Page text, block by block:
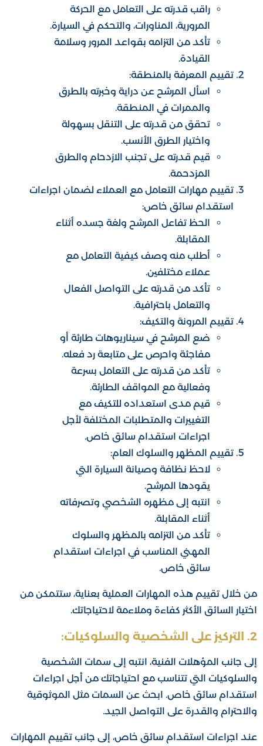
المدونة
اسئلة شائعة
تواصل معنا
راقب قدرته على التعامل مع الحركة
المرورية، المناورات، والتحكم في السيارة.
تأكد من التزامه بقواعد المرور وسلامة
القيادة.
تقييم المعرفة بالمنطقة:
اسأل المرشح عن دراية وخبرته بالطرق
والممرات في المنطقة.
تحقق من قدرته على التنقل بسهولة
واختيار الطرق الأنسب.
قيم قدرته على تجنب الازدحام والطرق
المزدحمة.
تقييم مهارات التعامل مع العملاء لضمان اجراءات
استقدام سائق خاص:
الحظ تفاعل المرشح ولغة جسده أثناء
المقابلة.
أطلب منه وصف كيفية التعامل مع
عملاء مختلفين.
تأكد من قدرته على التواصل الفعال
والتعامل باحترافية.
تقييم المرونة والتكيف:
ضع المرشح في سيناريوهات طارئة أو
مفاجئة واحرص على متابعة رد فعله.
تأكد من قدرته على التعامل بسرعة
وفعالية مع المواقف الطارئة.
قيم مدى استعداده للتكيف مع
التغييرات والمتطلبات المختلفة لأجل
اجراءات استقدام سائق خاص.
تقييم المظهر والسلوك العام:
لاحظ نظافة وصيانة السيارة التي
يقودها المرشح.
انتبه إلى مظهره الشخصي وتصرفاته
أثناء المقابلة.
تأكد من التزامه بالمظهر والسلوك
المهني المناسب في اجراءات استقدام
سائق خاص.
من خلال تقييم هذه المهارات العملية بعناية، ستتمكن من
اختيار السائق الأكثر كفاءة وملاءمة لاحتياجاتك.
2. التركيز على الشخصية والسلوكيات:
إلى جانب المؤهلات الفنية، انتبه إلى سمات الشخصية
والسلوكيات التي تتناسب مع احتياجاتك من أجل اجراءات
استقدام سائق خاص. ابحث عن السمات مثل الموثوقية
والاحترام والقدرة على التواصل الجيد.
عند اجراءات استقدام سائق خاص، إلى جانب تقييم المهارات